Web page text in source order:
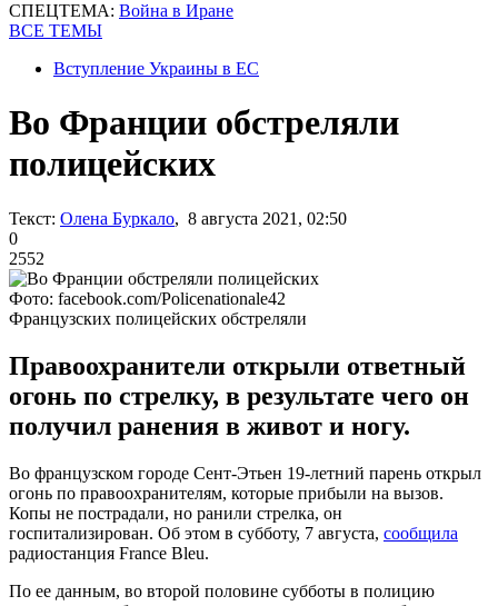
СПЕЦТЕМА: Война в Иране
ВСЕ ТЕМЫ
Вступление Украины в ЕС
Во Франции обстреляли
полицейских
Текст: Олена Буркало, 8 августа 2021, 02:50
0
2552
Фото: facebook.com/Policenationale42
Французских полицейских обстреляли
Правоохранители открыли ответный
огонь по стрелку, в результате чего он
получил ранения в живот и ногу.
Во французском городе Сент-Этьен 19-летний парень открыл
огонь по правоохранителям, которые прибыли на вызов.
Копы не пострадали, но ранили стрелка, он
госпитализирован. Об этом в субботу, 7 августа, сообщила
радиостанция France Bleu.
По ее данным, во второй половине субботы в полицию